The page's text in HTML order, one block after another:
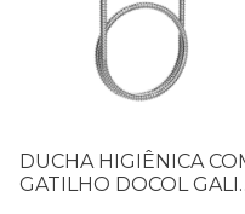
DUCHA HIGIÊNICA
GATILHO DOCOL GALI